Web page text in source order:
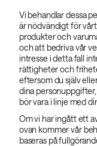
Vi behandlar dessa
är nödvändigt för
produkter och
och att bedriva vår
intresse i detta fall
rättigheter och
eftersom du själv
dina
bör vara i linje med
Om vi har ingått ett
ovan kommer vår
baseras på